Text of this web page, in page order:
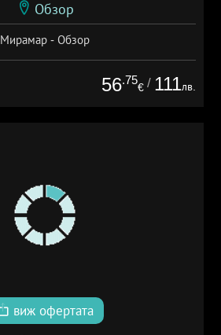
Обзор
Мирамар - Обзор
56.75
€ / 111лв.
виж офертата